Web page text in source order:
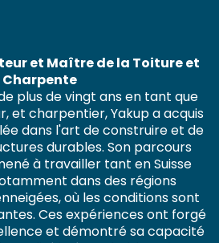
et Maître de la Toiture et
Charpente
plus de vingt ans en tant que
et charpentier, Yakup a acquis
dans l'art de construire et de
durables. Son parcours
à travailler tant en Suisse
dans des régions
où les conditions sont
Ces expériences ont forgé
et démontré sa capacité